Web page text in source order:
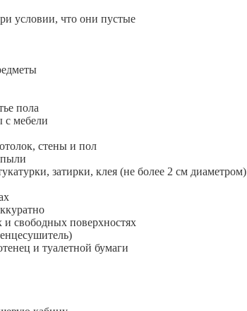
условии, что они пустые
пола
мебели
стены и пол
пыли
затирки, клея (не более 2 см диаметром)
свободных поверхностях
и туалетной бумаги